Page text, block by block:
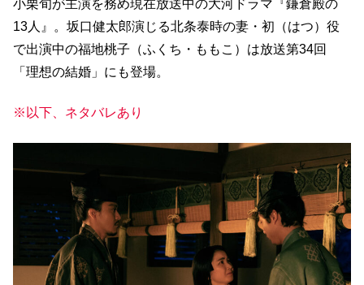
小栗旬が主演を務め現在放送中の大河ドラマ『鎌倉殿の
13人』。坂口健太郎演じる北条泰時の妻・初（はつ）役
で出演中の福地桃子（ふくち・ももこ）は放送第34回
「理想の結婚」にも登場。
※以下、ネタバレあり